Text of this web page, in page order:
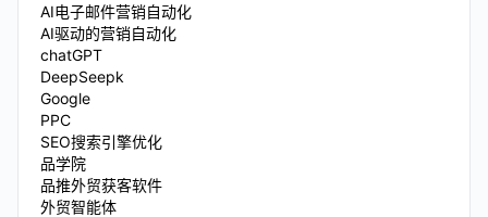
AI电子邮件营销自动化
AI驱动的营销自动化
chatGPT
DeepSeepk
Google
PPC
SEO搜索引擎优化
品学院
品推外贸获客软件
外贸智能体